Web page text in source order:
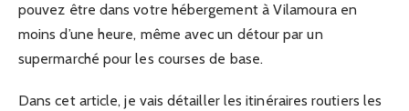
pouvez être dans votre hébergement à Vilamoura en
moins d’une heure, même avec un détour par un
supermarché pour les courses de base.
Dans cet article, je vais détailler les itinéraires routiers les